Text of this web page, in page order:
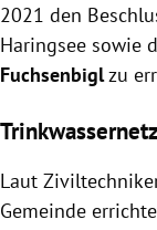
2021 den
Haringsee sowie
Fuchsenbiglzu
Laut
Gemeinde